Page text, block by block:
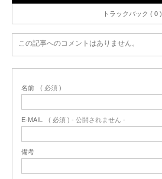
トラックバック ( 0 )
この記事へのコメントはありません。
名前 ( 必須 )
E-MAIL ( 必須 ) - 公開されません -
備考